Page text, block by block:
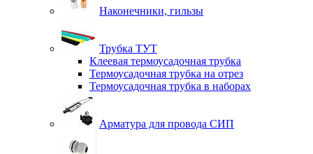
Наконечники, гильзы
Трубка ТУТ
Клеевая термоусадочная трубка
Термоусадочная трубка на отрез
Термоусадочная трубка в наборах
Арматура для провода СИП